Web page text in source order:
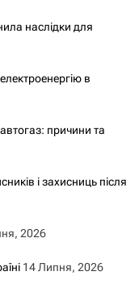
наслідки для
в
причини та
і захисниць після
2026
14 Липня, 2026